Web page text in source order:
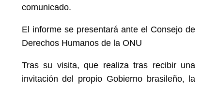
comunicado.
El informe se presentará ante el Consejo de
Derechos Humanos de la ONU
Tras su visita, que realiza tras recibir una
invitación del propio Gobierno brasileño, la